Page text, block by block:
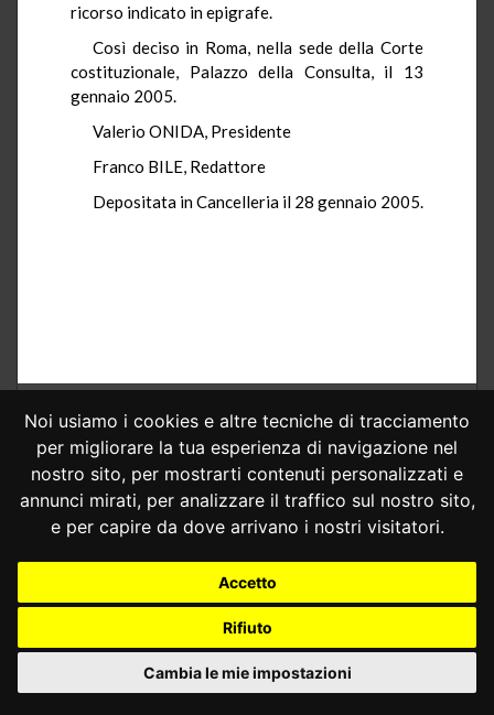
Noi usiamo i cookies e altre tecniche di tracciamento
per migliorare la tua esperienza di navigazione nel
nostro sito, per mostrarti contenuti personalizzati e
annunci mirati, per analizzare il traffico sul nostro sito,
e per capire da dove arrivano i nostri visitatori.
Accetto
Rifiuto
Cambia le mie impostazioni
ricorso indicato in epigrafe.
Così deciso in Roma, nella sede della Corte
costituzionale, Palazzo della Consulta, il 13
gennaio 2005.
Valerio ONIDA, Presidente
Franco BILE, Redattore
Depositata in Cancelleria il 28 gennaio 2005.
CONSULTA ONLINE DAL 1995 -NOTE LEGALI
Consulta OnLine non ha prodotto e non è responsabile per i contenuti e
le informazioni legali di siti collegati.